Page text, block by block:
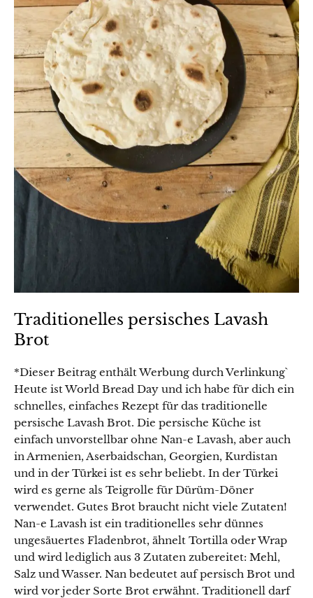
Traditionelles persisches Lavash
Brot
*Dieser Beitrag enthält Werbung durch Verlinkung`
Heute ist World Bread Day und ich habe für dich ein
schnelles, einfaches Rezept für das traditionelle
persische Lavash Brot. Die persische Küche ist
einfach unvorstellbar ohne Nan-e Lavash, aber auch
in Armenien, Aserbaidschan, Georgien, Kurdistan
und in der Türkei ist es sehr beliebt. In der Türkei
wird es gerne als Teigrolle für Dürüm-Döner
verwendet. Gutes Brot braucht nicht viele Zutaten!
Nan-e Lavash ist ein traditionelles sehr dünnes
ungesäuertes Fladenbrot, ähnelt Tortilla oder Wrap
und wird lediglich aus 3 Zutaten zubereitet: Mehl,
Salz und Wasser. Nan bedeutet auf persisch Brot und
wird vor jeder Sorte Brot erwähnt. Traditionell darf